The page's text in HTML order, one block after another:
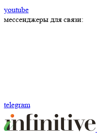
youtube
мессенджеры для связи:
telegram